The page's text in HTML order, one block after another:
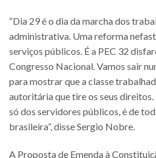
“Dia 29 é o dia da marcha dos
administrativa. Uma reforma
serviços públicos. É a PEC 32
Congresso Nacional. Vamos sair
para mostrar que a classe
autoritária que tire os seus direitos.
só dos servidores públicos, é de
brasileira”, disse Sergio Nobre.
A Proposta de Emenda à